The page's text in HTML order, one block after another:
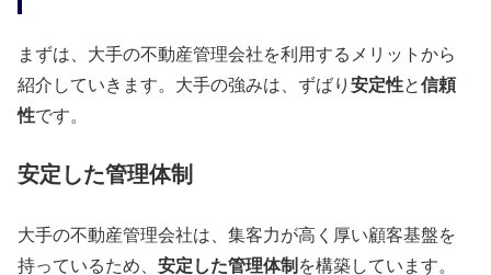
まずは、大手の不動産管理会社を利用するメリットから
紹介していきます。大手の強みは、ずばり安定性と信頼
性です。
安定した管理体制
大手の不動産管理会社は、集客力が高く厚い顧客基盤を
持っているため、安定した管理体制 を構築しています。